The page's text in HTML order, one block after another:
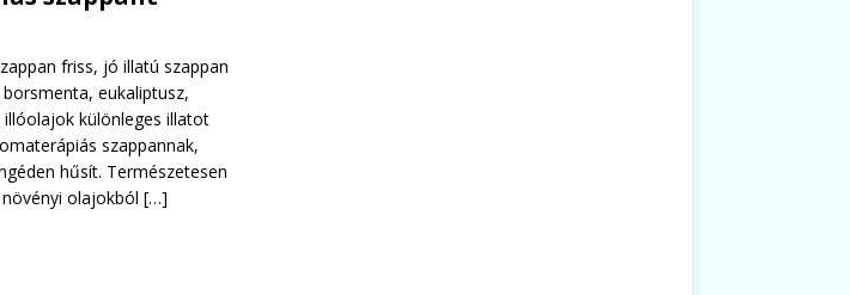
friss, jó illatú szappan
eukaliptusz,
különleges illatot
szappannak,
hűsít. Természetesen
olajokból […]